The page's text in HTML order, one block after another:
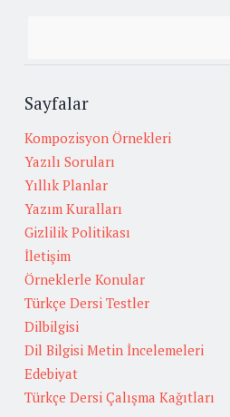
Sayfalar
Kompozisyon Örnekleri
Yazılı Soruları
Yıllık Planlar
Yazım Kuralları
Gizlilik Politikası
İletişim
Örneklerle Konular
Türkçe Dersi Testler
Dilbilgisi
Dil Bilgisi Metin İncelemeleri
Edebiyat
Türkçe Dersi Çalışma Kağıtları